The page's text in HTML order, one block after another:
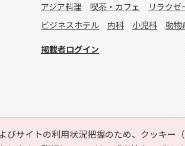
サイトの利用状況把握のため、クッキー
アジア料理
喫茶・カフェ リラクゼ
ビジネスホテル
内科 小児科 動物
掲載者ログイン